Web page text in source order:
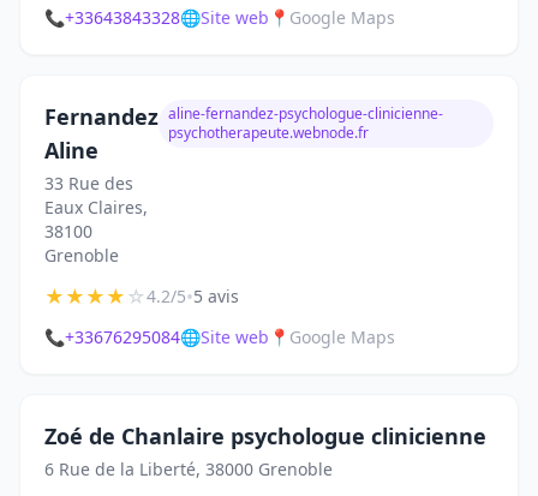
📞+33643843328🌐Site web 📍 Google Maps
Fernandez
Aline
33 Rue des
Eaux Claires,
38100
Grenoble
aline-fernandez-psychologue-clinicienne-
psychotherapeute.webnode.fr
★★★★☆4.2/5•5 avis
📞+33676295084🌐Site web 📍 Google Maps
Zoé de Chanlaire psychologue clinicienne
6 Rue de la Liberté, 38000 Grenoble